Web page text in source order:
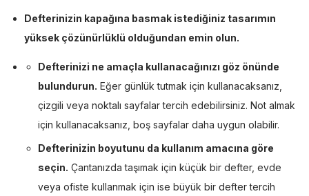
Defterinizin kapağına basmak istediğiniz tasarımın
yüksek çözünürlüklü olduğundan emin olun.
Defterinizi ne amaçla kullanacağınızı göz önünde
bulundurun. Eğer günlük tutmak için kullanacaksanız,
çizgili veya noktalı sayfalar tercih edebilirsiniz. Not almak
için kullanacaksanız, boş sayfalar daha uygun olabilir.
Defterinizin boyutunu da kullanım amacına göre
seçin. Çantanızda taşımak için küçük bir defter, evde
veya ofiste kullanmak için ise büyük bir defter tercih